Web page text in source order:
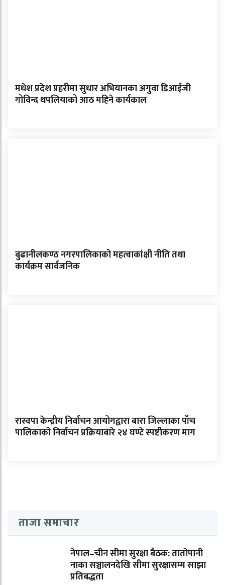
मधेश प्रदेश प्रहरीमा सुधार अभियानका अगुवा डिआईजी
गोविन्द थपलियाको आठ महिने कार्यकाल
बुढानीलकण्ठ नगरपालिकाको महत्वाकांक्षी नीति तथा
कार्यक्रम सार्वजनिक
रास्वपा केन्द्रीय निर्वाचन आयोगद्वारा बारा जिल्लाका पाँच
पालिकाको निर्वाचन प्रक्रियाबारे २४ घण्टे स्पष्टीकरण माग
ताजा समाचार
नेपाल–चीन सीमा सुरक्षा बैठक: तातोपानी
नाका सञ्चालनदेखि सीमा सुरक्षासम्म साझा
प्रतिबद्धता